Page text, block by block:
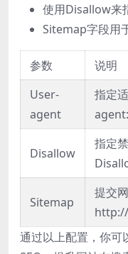
使用Disallow来
Sitemap字段用
参数
说明
User-
agent
指定
agent:
Disallow
指定
Sitemap
提交
通过以上配置，你